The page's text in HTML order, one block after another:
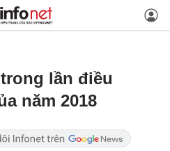
lần điều
năm 2018